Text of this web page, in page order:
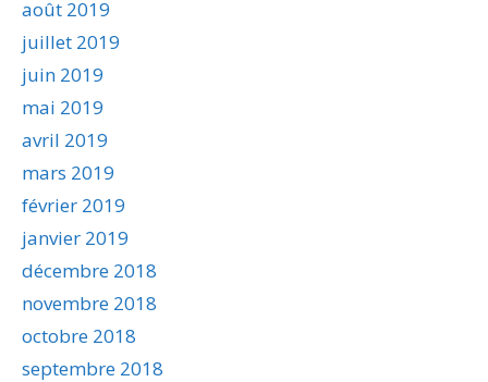
août 2019
juillet 2019
juin 2019
mai 2019
avril 2019
mars 2019
février 2019
janvier 2019
décembre 2018
novembre 2018
octobre 2018
septembre 2018